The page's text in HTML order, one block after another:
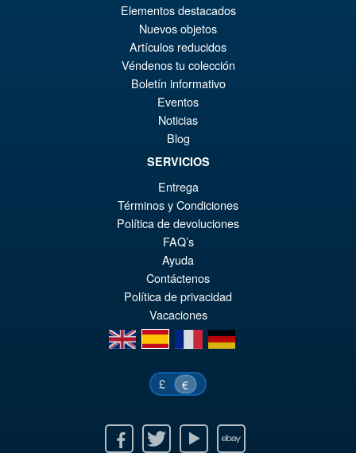
Elementos destacados
Nuevos objetos
Artículos reducidos
Véndenos tu colección
Boletín informativo
Eventos
Noticias
Blog
SERVICIOS
Entrega
Términos y Condiciones
Política de devoluciones
FAQ’s
Ayuda
Contáctenos
Política de privacidad
Vacaciones
en
es fr de
£ €
Twitter Youtube Ebay